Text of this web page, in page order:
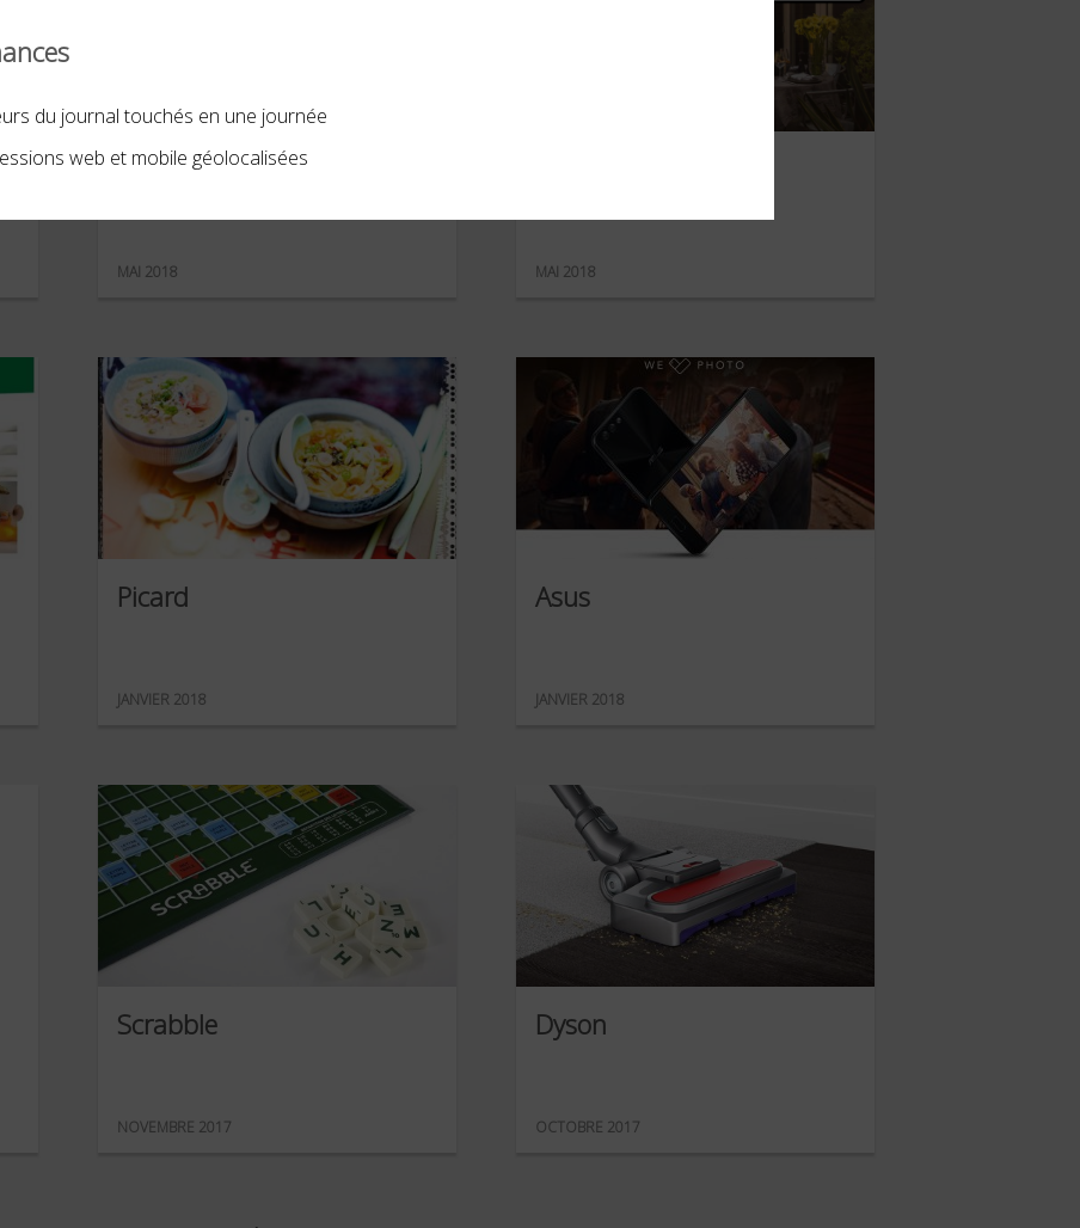
du journal touchés en une journée
web et mobile géolocalisées
Intersport
MAI 2018 MAI 2018
Picard
JANVIER 2018
Asus
JANVIER 2018
Scrabble
NOVEMBRE 2017
Dyson
OCTOBRE 2017